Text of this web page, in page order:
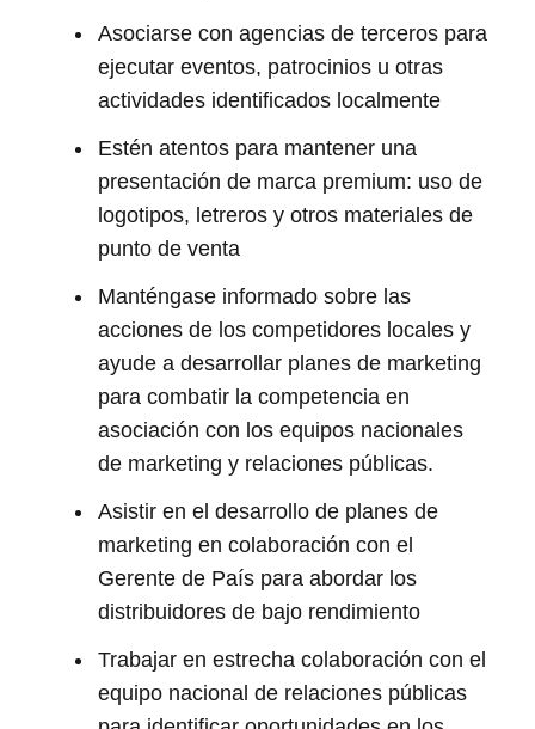
Asociarse con agencias de terceros para
ejecutar eventos, patrocinios u otras
actividades identificados localmente
Estén atentos para mantener una
presentación de marca premium: uso de
logotipos, letreros y otros materiales de
punto de venta
Manténgase informado sobre las
acciones de los competidores locales y
ayude a desarrollar planes de marketing
para combatir la competencia en
asociación con los equipos nacionales
de marketing y relaciones públicas.
Asistir en el desarrollo de planes de
marketing en colaboración con el
Gerente de País para abordar los
distribuidores de bajo rendimiento
Trabajar en estrecha colaboración con el
equipo nacional de relaciones públicas